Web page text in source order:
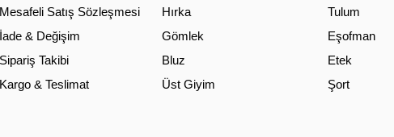
Mesafeli Satış Sözleşmesi
İade & Değişim
Sipariş Takibi
Kargo & Teslimat
Hırka
Gömlek
Bluz
Üst Giyim
Tulum
Eşofman
Etek
Şort